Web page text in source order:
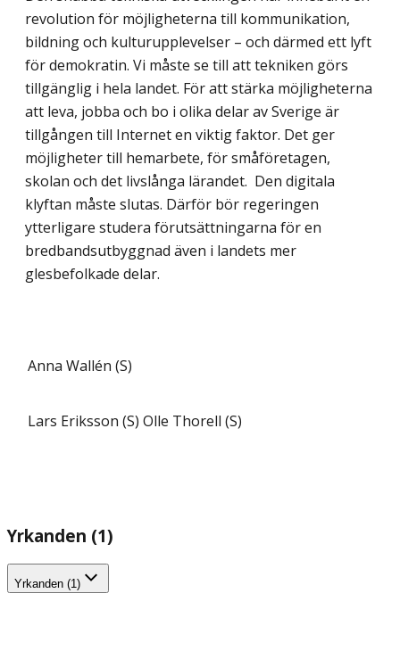
revolution för möjligheterna till kommunikation,
bildning och kulturupplevelser – och därmed ett lyft
för demokratin. Vi måste se till att tekniken görs
tillgänglig i hela landet. För att stärka möjligheterna
att leva, jobba och bo i olika delar av Sverige är
tillgången till Internet en viktig faktor. Det ger
möjligheter till hemarbete, för småföretagen,
skolan och det livslånga lärandet. Den digitala
klyftan måste slutas. Därför bör regeringen
ytterligare studera förutsättningarna för en
bredbandsutbyggnad även i landets mer
glesbefolkade delar.
Anna Wallén (S)
Lars Eriksson (S) Olle Thorell (S)
Yrkanden (1)
Yrkanden (1)